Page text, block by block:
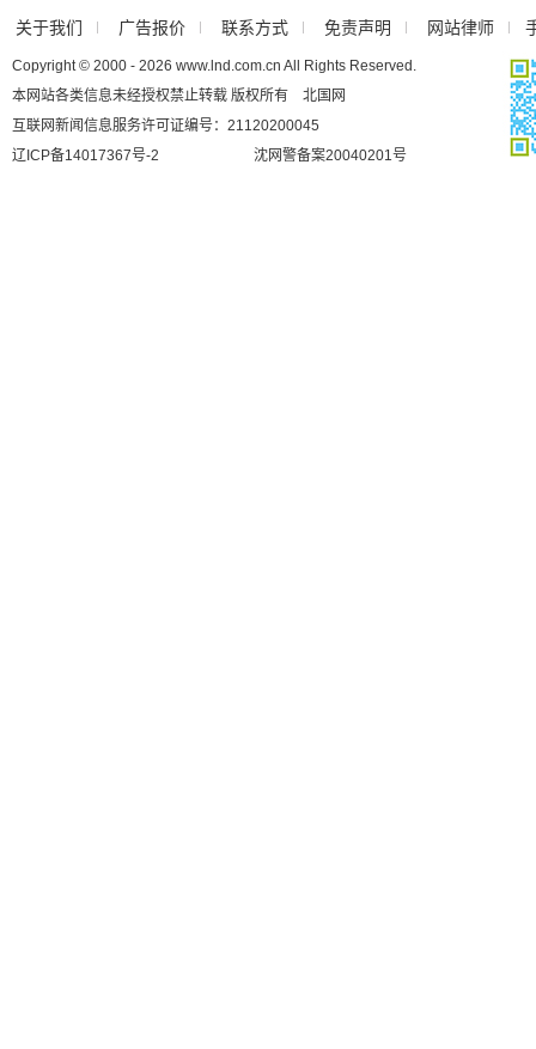
关于我们 广告报价 联系方式 免责声明 网站律师
Copyright © 2000 - 2026 www.lnd.com.cn All Rights Reserved.
本网站各类信息未经授权禁止转载 版权所有 北国网
互联网新闻信息服务许可证编号：21120200045
辽ICP备14017367号-2
沈网警备案20040201号